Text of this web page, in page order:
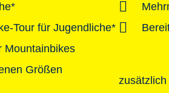
Tour für Jugendliche*
Mountainbikes
Größen